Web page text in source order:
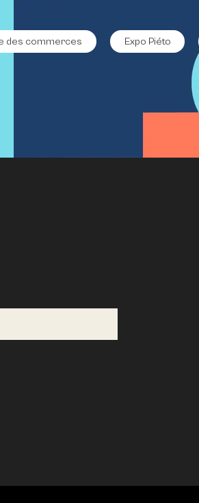
des commerces Expo Piéto